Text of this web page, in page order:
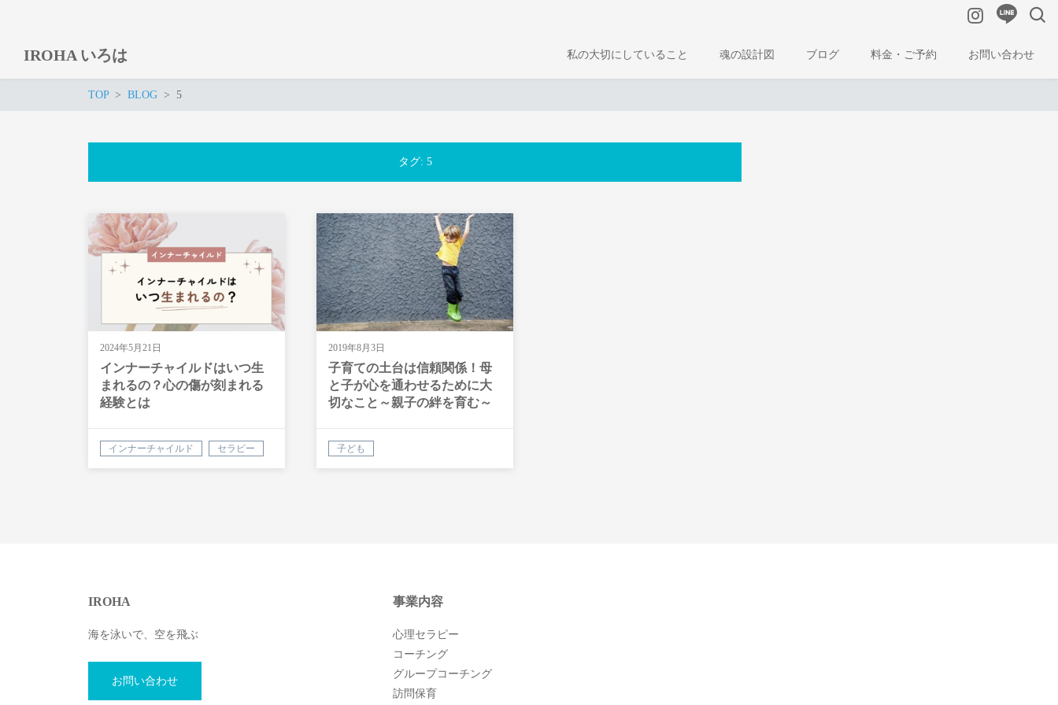
IROHA いろは 私の大切にしていること 魂の設計図 ブログ 料金・ご予約 お問い合わせ
TOP BLOG 5
タグ: 5
2024年5月21日
インナーチャイルドはいつ生
まれるの？心の傷が刻まれる
経験とは
インナーチャイルド セラピー
2019年8月3日
子育ての土台は信頼関係！母
と子が心を通わせるために大
切なこと～親子の絆を育む～
子ども
IROHA
海を泳いで、空を飛ぶ
お問い合わせ
事業内容
心理セラピー
コーチング
グループコーチング
訪問保育